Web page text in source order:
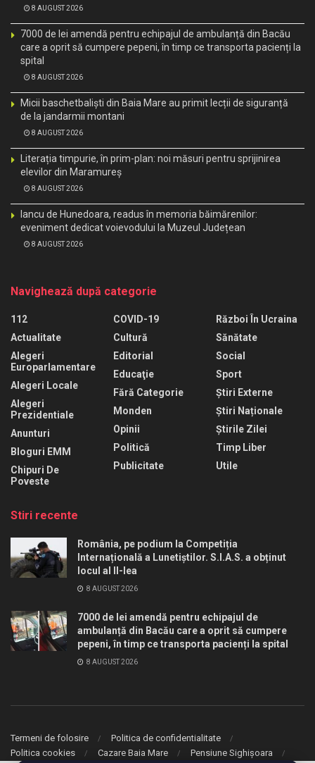
8 AUGUST 2026
7000 de lei amendă pentru echipajul de ambulanță din Bacău
care a oprit să cumpere pepeni, în timp ce transporta pacienți la
spital
8 AUGUST 2026
Micii baschetbaliști din Baia Mare au primit lecții de siguranță
de la jandarmii montani
8 AUGUST 2026
Literația timpurie, în prim-plan: noi măsuri pentru sprijinirea
elevilor din Maramureș
8 AUGUST 2026
Iancu de Hunedoara, readus în memoria băimărenilor:
eveniment dedicat voievodului la Muzeul Județean
8 AUGUST 2026
Navighează după categorie
112
Actualitate
Alegeri
Europarlamentare
Alegeri Locale
Alegeri
Prezidentiale
Anunturi
Bloguri EMM
Chipuri De
Poveste
COVID-19
Cultură
Editorial
Educaţie
Fără Categorie
Monden
Opinii
Politică
Publicitate
Război În Ucraina
Sănătate
Social
Sport
Știri Externe
Știri Naționale
Știrile Zilei
Timp Liber
Utile
Stiri recente
România, pe podium la Competiția
Internațională a Lunetiștilor. S.I.A.S. a obținut
locul al II-lea
8 AUGUST 2026
7000 de lei amendă pentru echipajul de
ambulanță din Bacău care a oprit să cumpere
pepeni, în timp ce transporta pacienți la spital
8 AUGUST 2026
Termeni de folosire
Politica de confidentialitate
Politica cookies
Cazare Baia Mare Pensiune Sighișoara